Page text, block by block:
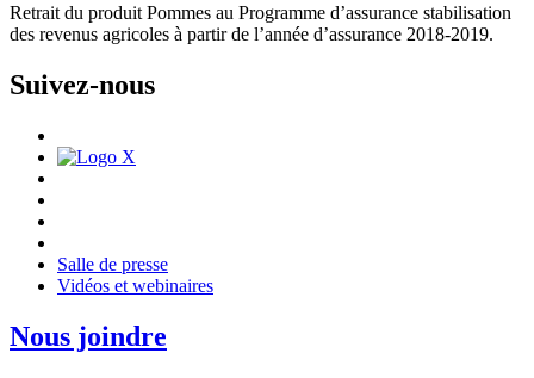
Retrait du produit Pommes au Programme d’assurance stabilisation
des revenus agricoles à partir de l’année d’assurance 2018-2019.
Suivez-nous
Salle de presse
Vidéos et webinaires
Nous joindre